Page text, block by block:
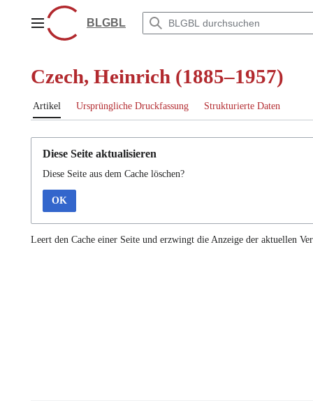
springenHauptmenüBLGBL
Czech, Heinrich (1885–1957)
Artikel Ursprüngliche Druckfassung Strukturierte Daten
Diese Seite aktualisieren
Diese Seite aus dem Cache löschen?
OK
Leert den Cache einer Seite und erzwingt die Anzeige der aktuellen